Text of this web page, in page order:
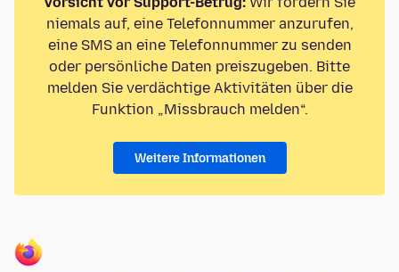
niemals auf, eine Telefonnummer anzurufen,
eine SMS an eine Telefonnummer zu senden
oder persönliche Daten preiszugeben. Bitte
melden Sie verdächtige Aktivitäten über die
Funktion „Missbrauch melden“.
Weitere Informationen